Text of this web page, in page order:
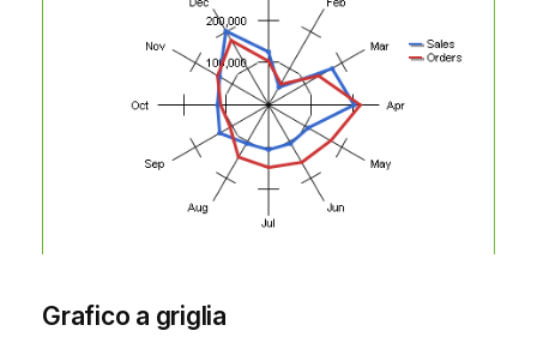
Grafico a griglia